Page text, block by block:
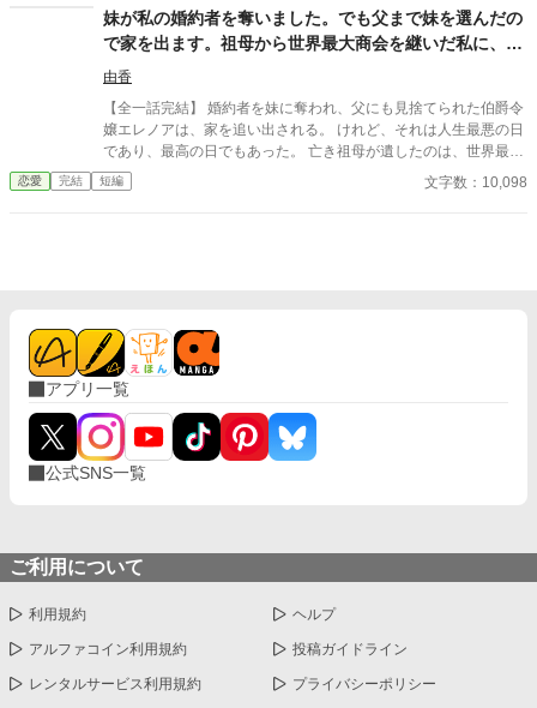
得た私は、ただ一つの使命を持つ――真実を突き止め、奪われた
ものを取り戻し、私を破滅させた者たちにその代償を払わせる。
もはや、何も以前のままではない。何も許されない。
妹が私の婚約者を奪いました。でも父まで妹を選んだの
で家を出ます。祖母から世界最大商会を継いだ私に、今
さら帰ってこいと言われても遅すぎます
由香
【全一話完結】 婚約者を妹に奪われ、父にも見捨てられた伯爵令
嬢エレノアは、家を追い出される。 けれど、それは人生最悪の日
であり、最高の日でもあった。 亡き祖母が遺したのは、世界最大
商会の会頭の座と莫大な財産。 商会を立て直し、世界中から称賛
される一方で、没落した家族と元婚約者は「戻ってきてほしい」
恋愛 完結 短編 文字数：10,098
アプリ一覧
公式SNS一覧
ご利用について
利用規約 ヘルプ
アルファコイン利用規約 投稿ガイドライン
レンタルサービス利用規約 プライバシーポリシー